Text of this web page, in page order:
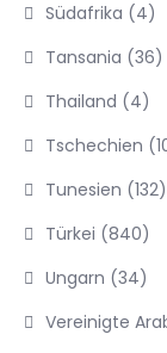
Südafrika (4)
Tansania (36)
Thailand (4)
Tschechien
Tunesien (132)
Türkei (840)
Ungarn (34)
Vereinigte